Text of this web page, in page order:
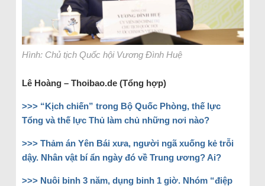
Hình: Chủ tịch Quốc hội Vương Đình Huệ
Lê Hoàng – Thoibao.de (Tổng hợp)
>>> “Kịch chiến” trong Bộ Quốc Phòng, thế lực
Tổng và thế lực Thủ làm chủ những nơi nào?
>>> Thảm án Yên Bái xưa, người ngã xuống kẻ trỗi
dậy. Nhân vật bí ẩn ngày đó về Trung ương? Ai?
>>> Nuôi binh 3 năm, dụng binh 1 giờ. Nhóm “điệp